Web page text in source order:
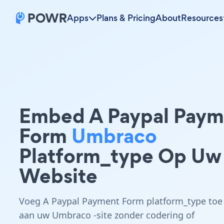
Apps Plans & PricingAboutResources
Embed A Paypal
Form Umbraco
Platform_type Op Uw
Website
Voeg A Paypal Payment Form platform_type toe
aan uw Umbraco -site zonder codering of